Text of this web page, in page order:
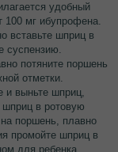
удобный
100 мг ибупрофена.
вставьте шприц в
суспензию.
потяните поршень
отметки.
и выньте шприц,
шприц в ротовую
поршень, плавно
промойте шприц в
для ребенка